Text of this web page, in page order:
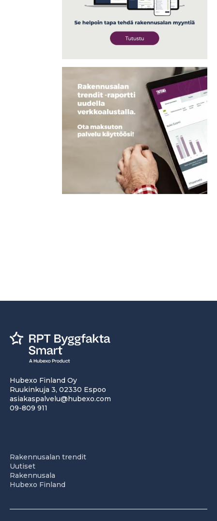
Hubexo Finland Oy
Ruukinkuja 3, 02330 Espoo
asiakaspalvelu@hubexo.com
09-809 911
Rakennusalan trendit
Uutiset
Rakennusala
Hubexo Finland